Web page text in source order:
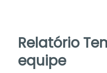
Relatório
equipe